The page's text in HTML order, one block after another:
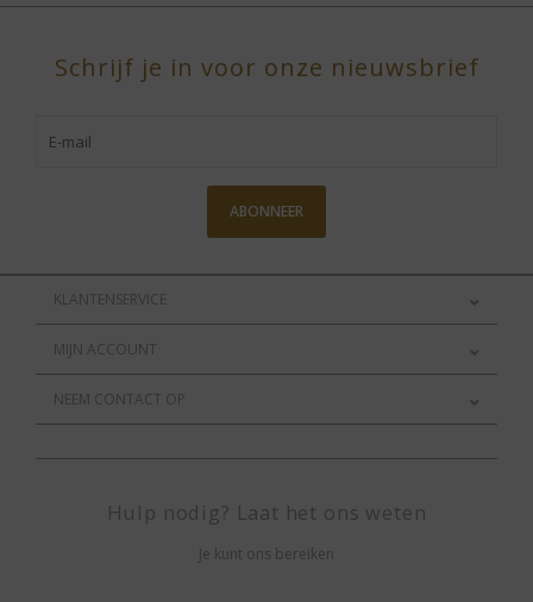
Schrijf je in voor onze nieuwsbrief
ABONNEER
KLANTENSERVICE
MIJN ACCOUNT
NEEM CONTACT OP
Hulp nodig? Laat het ons weten
Je kunt ons bereiken